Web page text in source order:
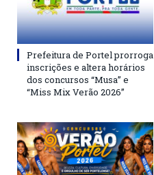
Prefeitura de Portel prorroga
inscrições e altera horários
dos concursos “Musa” e
“Miss Mix Verão 2026”